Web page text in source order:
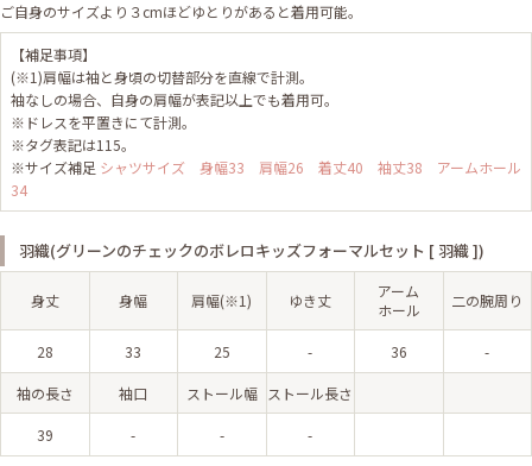
ご自身のサイズより３cmほどゆとりがあると着用可能。
【補足事項】
(※1)肩幅は袖と身頃の切替部分を直線で計測。
袖なしの場合、自身の肩幅が表記以上でも着用可。
※ドレスを平置きにて計測。
※タグ表記は115。
※サイズ補足 シャツサイズ 身幅33 肩幅26 着丈40 袖丈38 アームホール
34
羽織(グリーンのチェックのボレロキッズフォーマルセット [ 羽織 ])
身丈 身幅 肩幅(※1) ゆき丈
アーム
ホール
二の腕周り
28 33 25 - 36 -
袖の長さ 袖口 ストール幅 ストール長さ
39 - - -